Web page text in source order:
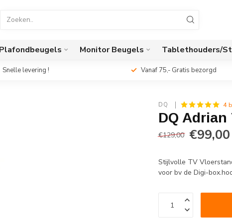
Monitor Beugels Tablethouders/
Snelle levering ! Vanaf 75,- Gratis bezorgd
DQ 4
DQ
€129,00 €99,00
Stijlvolle TV
voor bv de Digi-